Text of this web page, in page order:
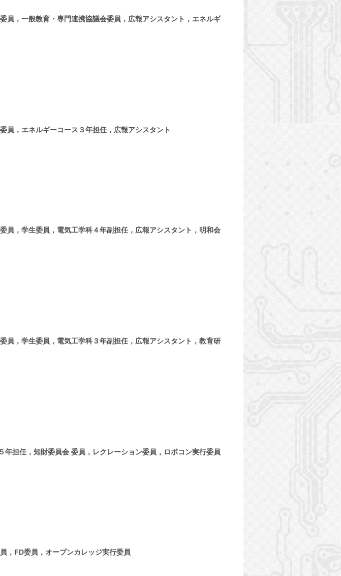
，一般教育・専門連携協議会委員，広報アシスタント，エネルギ
，エネルギーコース３年担任，広報アシスタント
，学生委員，電気工学科４年副担任，広報アシスタント，明和会
，学生委員，電気工学科３年副担任，広報アシスタント，教育研
担任，知財委員会 委員，レクレーション委員，ロボコン実行委員
，FD委員，オープンカレッジ実行委員